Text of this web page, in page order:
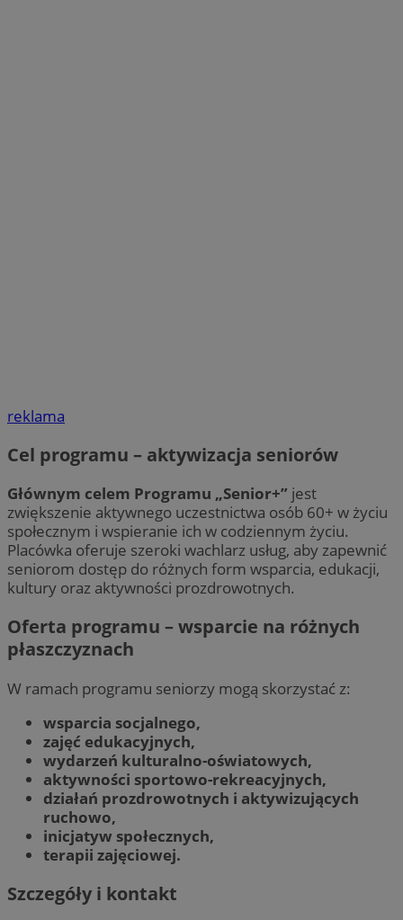
reklama
Cel programu – aktywizacja seniorów
Głównym celem Programu „Senior+” jest
zwiększenie aktywnego uczestnictwa osób 60+ w życiu
społecznym i wspieranie ich w codziennym życiu.
Placówka oferuje szeroki wachlarz usług, aby zapewnić
seniorom dostęp do różnych form wsparcia, edukacji,
kultury oraz aktywności prozdrowotnych.
Oferta programu – wsparcie na różnych
płaszczyznach
W ramach programu seniorzy mogą skorzystać z:
wsparcia socjalnego,
zajęć edukacyjnych,
wydarzeń kulturalno-oświatowych,
aktywności sportowo-rekreacyjnych,
działań prozdrowotnych i aktywizujących
ruchowo,
inicjatyw społecznych,
terapii zajęciowej.
Szczegóły i kontakt